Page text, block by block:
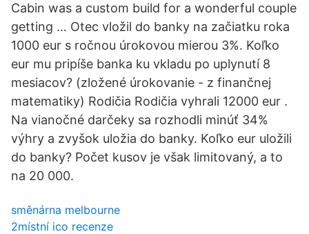
Cabin was a custom build for a wonderful couple
getting … Otec vložil do banky na začiatku roka
1000 eur s ročnou úrokovou mierou 3%. Koľko
eur mu pripíše banka ku vkladu po uplynutí 8
mesiacov? (zložené úrokovanie - z finančnej
matematiky) Rodičia Rodičia vyhrali 12000 eur .
Na vianočné darčeky sa rozhodli minúť 34%
výhry a zvyšok uložia do banky. Koľko eur uložili
do banky? Počet kusov je však limitovaný, a to
na 20 000.
směnárna melbourne
2místní ico recenze